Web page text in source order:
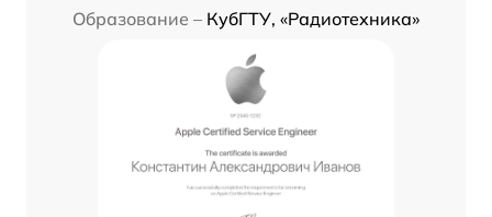
Образование – КубГТУ, «Радиотехника»